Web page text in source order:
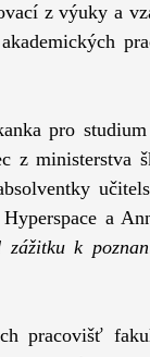
z výuky a
pro
z ministerstva
a
zážitku k
pracovišť